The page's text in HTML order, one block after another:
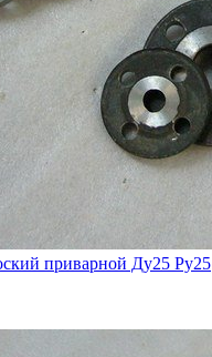
приварной Ду25 Ру25